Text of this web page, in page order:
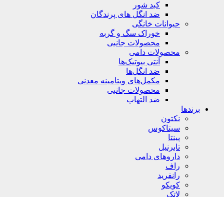
کبد شور
ضد انگل های پرندگان
حیوانات خانگی
خوراک سگ و گربه
محصولات جانبی
محصولات دامی
آنتی بیوتیک‌ها
ضد انگل‌ها
مکمل‌های ویتامینه معدنی
محصولات جانبی
ضد التهاب
برندها
نکتون
سیتاکوس
پینتا
تابرنیل
داروهای دامی
راف
رانفرید
کویکو
لاتک